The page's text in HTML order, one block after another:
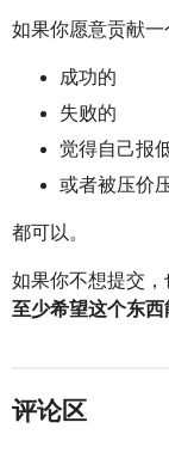
如果你愿意贡献一
成功的
失败的
觉得自己报
或者被压价
都可以。
如果你不想提交，
至少希望这个东西
评论区